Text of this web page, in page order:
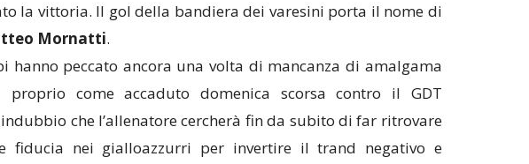
la vittoria. Il gol della bandiera dei varesini porta il nome di
Mornatti.
hanno peccato ancora una volta di mancanza di amalgama
proprio come accaduto domenica scorsa contro il GDT
indubbio che l’allenatore cercherà fin da subito di far ritrovare
e fiducia nei gialloazzurri per invertire il trand negativo e